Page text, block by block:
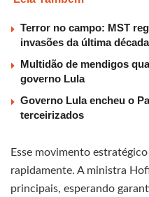
Terror no campo: MST
invasões da última
Multidão de mendigos
governo Lula
Governo Lula encheu o
terceirizados
Esse movimento
rapidamente. A ministra
principais, esperando